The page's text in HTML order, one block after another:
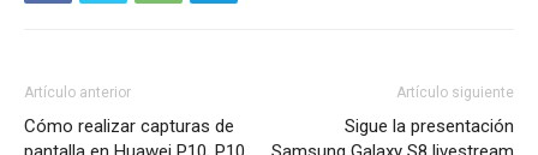
Artículo anterior
Cómo realizar capturas de
Artículo siguiente
Sigue la presentación